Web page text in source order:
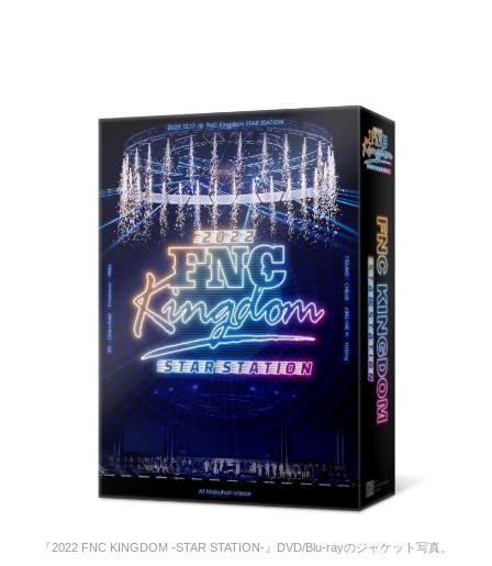
『2022 FNC KINGDOM -STAR STATION-』DVD/Blu-rayのジャケット写真。